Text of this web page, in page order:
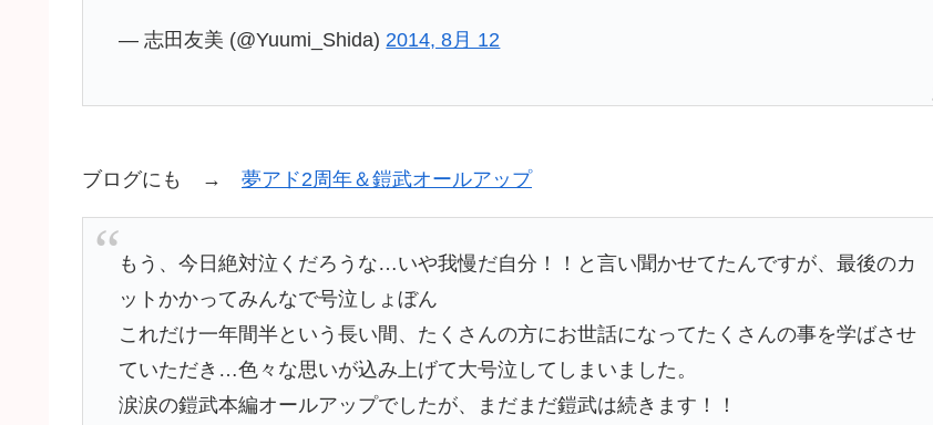
— 志田友美 (@Yuumi_Shida) 2014, 8月 12
ブログにも → 夢アド2周年＆鎧武オールアップ
もう、今日絶対泣くだろうな…いや我慢だ自分！！と言い聞かせてたんですが、最後のカ
ットかかってみんなで号泣しょぼん
これだけ一年間半という長い間、たくさんの方にお世話になってたくさんの事を学ばさせ
ていただき…色々な思いが込み上げて大号泣してしまいました。
涙涙の鎧武本編オールアップでしたが、まだまだ鎧武は続きます！！